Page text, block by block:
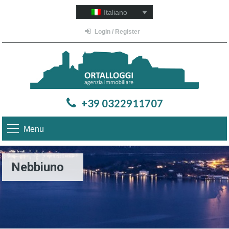
Italiano
Login / Register
+39 0322911707
Menu
Nebbiuno